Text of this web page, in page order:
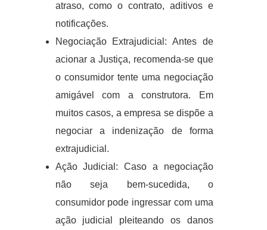
atraso, como o contrato, aditivos e
notificações.
Negociação Extrajudicial: Antes de
acionar a Justiça, recomenda-se que
o consumidor tente uma negociação
amigável com a construtora. Em
muitos casos, a empresa se dispõe a
negociar a indenização de forma
extrajudicial.
Ação Judicial: Caso a negociação
não seja bem-sucedida, o
consumidor pode ingressar com uma
ação judicial pleiteando os danos